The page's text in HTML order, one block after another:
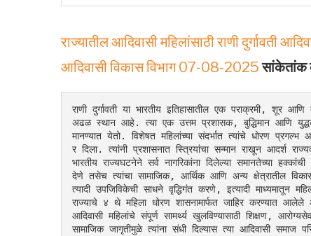
राज्यातील आदिवासी महिलांसाठी राणी दुर्गावती
आदिवासी विकास विभाग 07-08-2025 सांकेतांक
राणी दुर्गावती या भारतीय इतिहासातील एक पराक्रमी, शूर आणि
अढळ स्थान आहे. त्या एक उत्तम प्रशासक, बुद्धिमान आणि
मानण्यात येतो. विशेषत महिलांच्या संदर्भात त्यांचे धोरण प्रगल्भ
र दिला. त्यांनी प्रशासनात स्त्रियांचा सन्मान राखून आदर्श
भारतीय राज्यघटनेने सर्व नागरिकांना दिलेल्या समानतेच्या
देणे तसेच त्यांचा सामाजिक, आर्थिक आणि अन्य क्षेत्रातील
त्यादी उपजिविकेची साधने वृद्धिगंत करणे, इत्यादी माध्यमातून
राज्याचे ४ थे महिला धोरण शासनामार्फत जाहिर करण्यात
आदिवासी महिलांचे संपूर्ण सामर्थ्य खुलविण्यासाठी शिक्षण,
सामाजिक जागृतीमुळे त्यांना संधी दिल्यास त्या आदिवासी समाज